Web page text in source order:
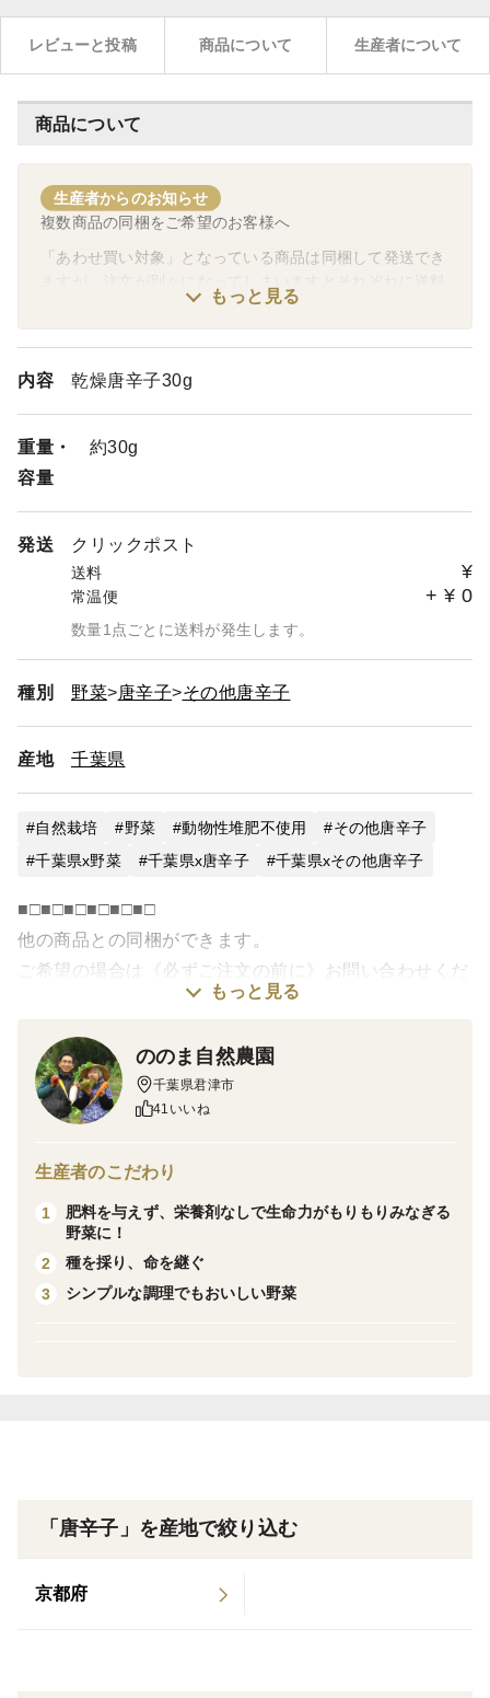
レビューと投稿 商品について 生産者について
商品について
生産者からのお知らせ
複数商品の同梱をご希望のお客様へ
「あわせ買い対象」となっている商品は同梱して発送でき
がかかってしまいます。同梱希望の場合は1回の注文にま
「あわせ買い対象」以外の商品の同梱は、《ご注文の前
に》お問い合わせください。
「もち麦」再販いたしました。
もっと見る
内容 乾燥唐辛子30g
重量・
容量
約30g
発送 クリックポスト
送料 ¥
常温便 + ¥ 0
数量1点ごとに送料が発生します。
種別 野菜 唐辛子 その他唐辛子
産地 千葉県
自然栽培 野菜 動物性堆肥不使用
その他唐辛子
千葉県x野菜
千葉県x唐辛子 千葉県xその他唐辛子
■□■□■□■□■□■□
他の商品との同梱ができます。
ご希望の場合は《必ずご注文の前に》お問い合わせくだ
無肥料・栽培期間中農薬不使用で栽培した唐辛子を天日
乾燥させたものです。
唐辛子好きの方や、イタリアンのシェフからも、美味し
いとご好評いただきました。
様々な料理のスパイスとしてお使いください。
1枚目の写真は20gになります。
【備考】
（1枚目写真の通りです）
もっと見る
ののま自然農園
千葉県君津市
41いいね
生産者のこだわり
1
肥料を与えず、栄養剤なしで生命力がもりもりみなぎる
野菜に！
2
種を採り、命を継ぐ
3
シンプルな調理でもおいしい野菜
「唐辛子」を産地で絞り込む
京都府